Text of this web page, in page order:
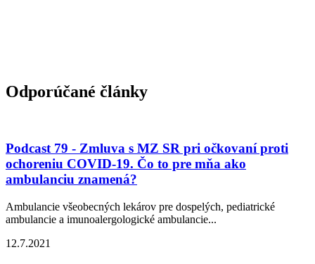
Odporúčané články
Podcast 79 - Zmluva s MZ SR pri očkovaní proti
ochoreniu COVID-19. Čo to pre mňa ako
ambulanciu znamená?
Ambulancie všeobecných lekárov pre dospelých, pediatrické
ambulancie a imunoalergologické ambulancie...
12.7.2021